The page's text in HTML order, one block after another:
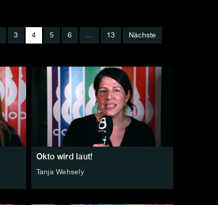
3 4 5 6 … 13 Nächste
Okto wird laut!
Tanja Wehsely